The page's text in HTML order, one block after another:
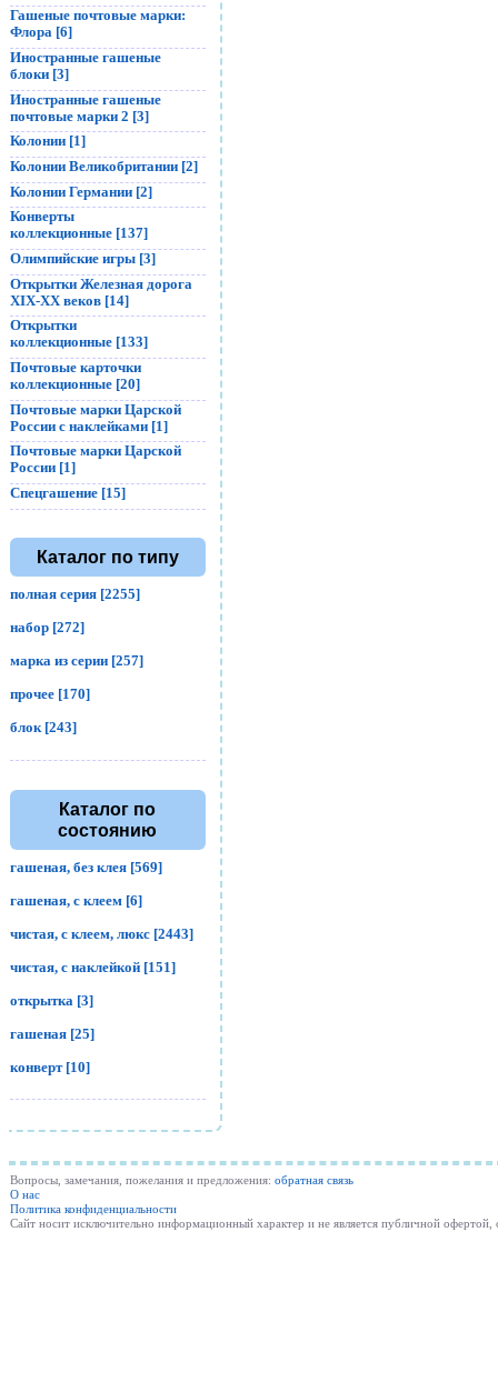
Гашеные почтовые марки:
Флора [6]
Иностранные гашеные
блоки [3]
Иностранные гашеные
почтовые марки 2 [3]
Колонии [1]
Колонии Великобритании [2]
Колонии Германии [2]
Конверты
коллекционные [137]
Олимпийские игры [3]
Открытки Железная дорога
XIX-XX веков [14]
Открытки
коллекционные [133]
Почтовые карточки
коллекционные [20]
Почтовые марки Царской
России с наклейками [1]
Почтовые марки Царской
России [1]
Спецгашение [15]
Каталог по типу
полная серия [2255]
набор [272]
марка из серии [257]
прочее [170]
блок [243]
Каталог по
состоянию
гашеная, без клея [569]
гашеная, с клеем [6]
чистая, с клеем, люкс [2443]
чистая, с наклейкой [151]
открытка [3]
гашеная [25]
конверт [10]
Вопросы, замечания, пожелания и предложения: обратная связь
О нас
Политика конфиденциальности
Cайт носит исключительно информационный характер и не является публичной